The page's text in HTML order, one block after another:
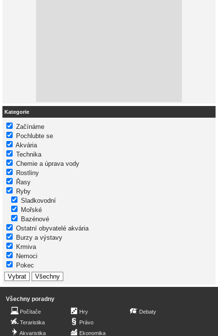
Kategorie
Začínáme
Pochlubte se
Akvária
Technika
Chemie a úprava vody
Rostliny
Řasy
Ryby
Sladkovodní
Mořské
Bazénové
Ostatní obyvatelé akvária
Burzy a výstavy
Krmiva
Nemoci
Pokec
Všechny poradny
Počítače
Teraristika
Akvaristika
Hry
Právo
Ekonomika
Debaty